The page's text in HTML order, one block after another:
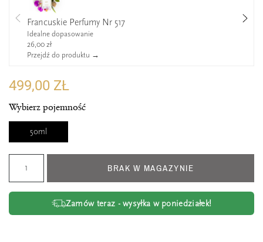
Francuskie Perfumy Nr 517
Idealne dopasowanie
26,00 zł
Przejdź do produktu →
499,00 ZŁ
Wybierz pojemność
50ml
BRAK W MAGAZYNIE
Zamów teraz - wysyłka w poniedziałek!